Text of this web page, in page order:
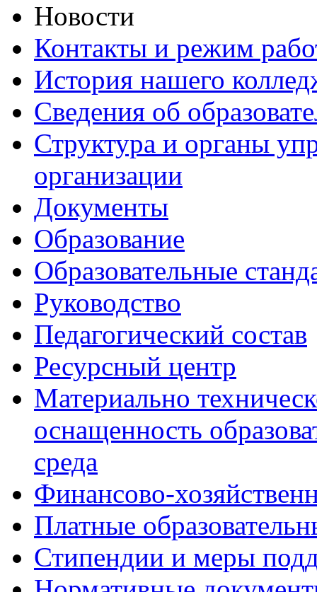
Новости
Контакты и режим
История нашего
Сведения об
Структура и органы
организации
Документы
Образование
Образовательные
Руководство
Педагогический состав
Ресурсный центр
Материально
оснащенность
среда
Финансово-
Платные
Стипендии и меры